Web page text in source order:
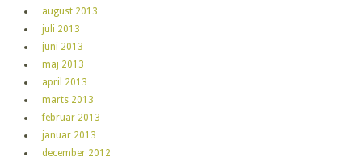
august 2013
juli 2013
juni 2013
maj 2013
april 2013
marts 2013
februar 2013
januar 2013
december 2012